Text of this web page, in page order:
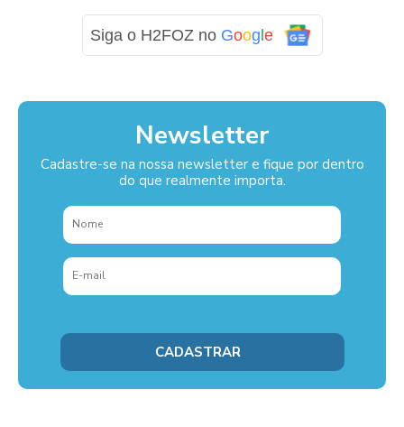
Siga o H2FOZ no Goog e
Newsletter
Cadastre-se na nossa newsletter e fique por dentro
do que realmente importa.